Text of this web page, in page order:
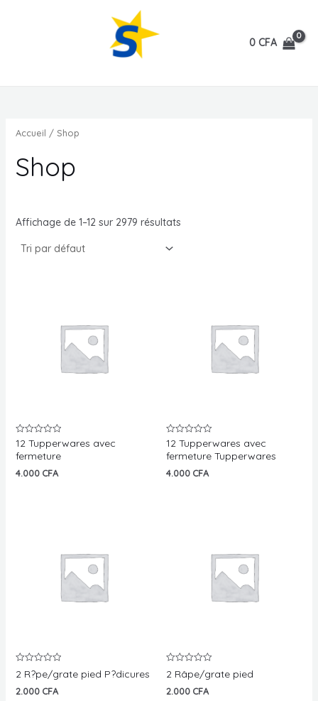
0CFA
Accueil / Shop
Shop
Affichage de 1–12 sur 2979 résultats
Note
sur
12 Tupperwares avec
fermeture
4.000 CFA
Note
sur
12 Tupperwares avec
fermeture Tupperwares
4.000 CFA
Note
0
sur
5
2 R?pe/grate pied P?dicures
2.000 CFA
Note
0
sur
5
2 Râpe/grate pied
2.000 CFA